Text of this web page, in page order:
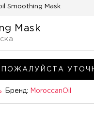
Smoothing Mask
Mask
ПОЖАЛУЙСТА
Бренд: MoroccanOil